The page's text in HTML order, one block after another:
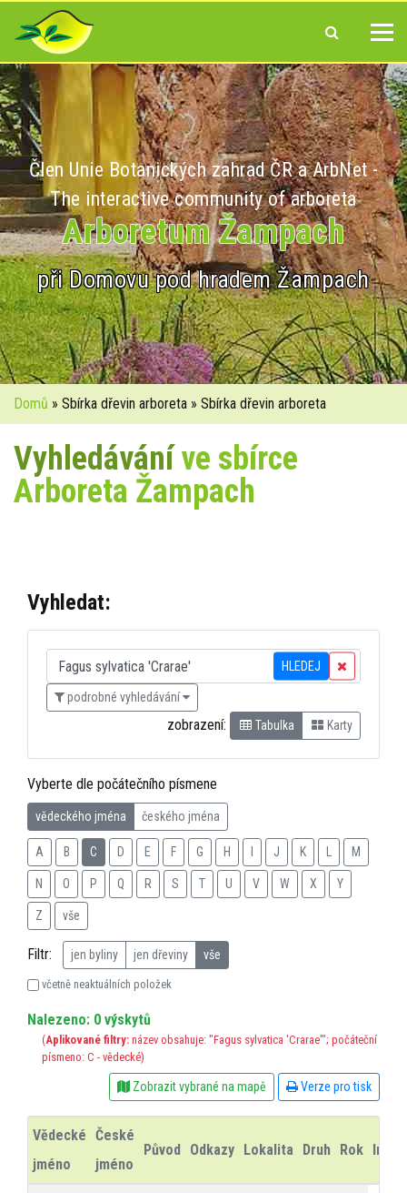
Člen Unie Botanických zahrad ČR a ArbNet -
The interactive community of arboreta
Arboretum Žampach
při Domovu pod hradem Žampach
Domů » Sbírka dřevin arboreta » Sbírka dřevin arboreta
Vyhledáváníve sbírce
Arboreta Žampach
Vyhledat:
HLEDEJ
podrobné vyhledávání
zobrazení: Tabulka Karty
Vyberte dle počátečního písmene
vědeckého jména českého jména
A B C D E F G H J K M
N O P Q R S T U V W X Y
Z vše
Filtr: jen byliny jen dřeviny vše
včetně neaktuálních položek
Nalezeno: 0 výskytů
(Aplikované filtry: název obsahuje: "Fagus sylvatica 'Crarae'"; počáteční
písmeno: C - vědecké)
Zobrazit vybrané na mapě Verze pro tisk
Vědecké
jméno
České
jméno
Původ Odkazy Lokalita Druh Rok Info